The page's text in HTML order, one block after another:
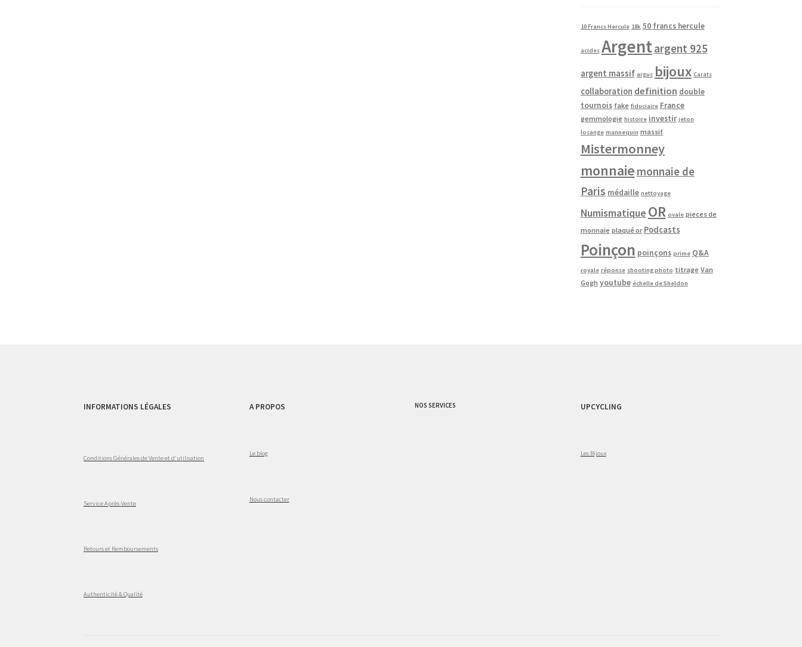
10 Francs Hercule 18k 50 francs hercule
acides Argentargent 925
argent massif argus bijoux Carats
collaboration definition double
tournois fake fiduciaire France
gemmologie histoire investir jeton
losange mannequin massif
Mistermonney
monnaie monnaie de
Paris médaille nettoyage
Numismatique OR ovale pieces de
monnaie plaqué or Podcasts
Poinçon poinçons prime Q&A
royale réponse shooting photo titrage Van
Gogh youtube échelle de Sheldon
INFORMATIONS LÉGALES
Conditions Générales de Vente et d'utilisation
Service Après-Vente
Retours et Remboursements
Authenticité & Qualité
A PROPOS
Le blog
Nous contacter
NOS SERVICES UPCYCLING
Les Bijoux